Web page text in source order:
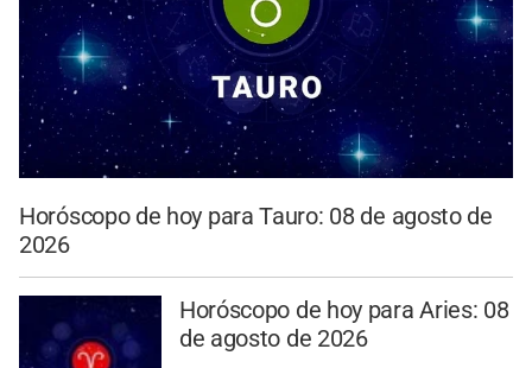
Horóscopo de hoy para Tauro: 08 de agosto de
2026
Horóscopo de hoy para Aries: 08
de agosto de 2026